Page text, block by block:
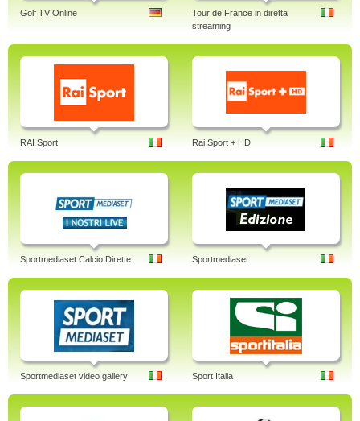
Golf TV Online
Tour de France in diretta
streaming
RAI Sport Rai Sport + HD
Sportmediaset Calcio Dirette Sportmediaset
Sportmediaset video gallery Sport Italia